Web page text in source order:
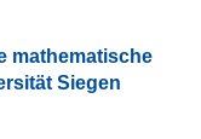
mathematische
Siegen